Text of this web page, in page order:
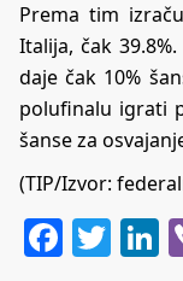
Prema tim
Italija, čak
daje čak 10%
polufinalu igrati
šanse za
(TIP/Izvor: